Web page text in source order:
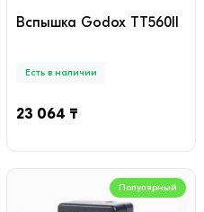
Вспышка Godox TT560II
Есть в наличии
23 064 ₸
Популярный